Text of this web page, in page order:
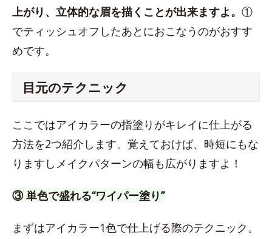
上がり、立体的な眉を描くことが出来ますよ。 ①
でティッシュオフしたあとにおこなうのがおすす
めです。
目元のテクニック
ここではアイカラーの指塗りがキレイに仕上がる
方法を2つ紹介します。覚えておけば、時短にもな
りますしメイクパターンの幅も広がりますよ！
③ 単色で盛れる“ワイパー塗り”
まずはアイカラー1色で仕上げる際のテクニック。